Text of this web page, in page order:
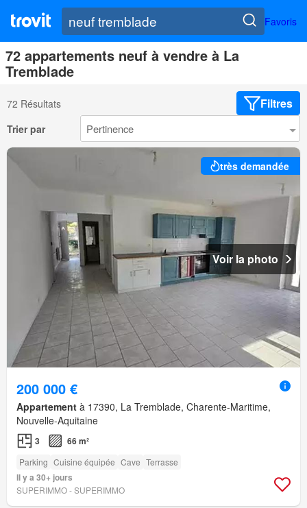
Favoris
72 appartements neuf à vendre à La
Tremblade
72 Résultats Filtres
Trier par
très demandée
Voir la photo
200 000 €
Appartement à 17390, La Tremblade, Charente-Maritime,
Nouvelle-Aquitaine
3 66 m²
Parking Cuisine équipée Cave Terrasse
Il y a 30+ jours
SUPERIMMO - SUPERIMMO